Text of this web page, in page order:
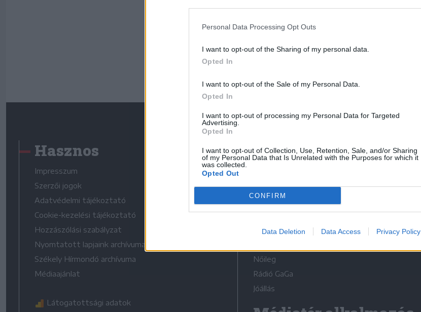
Personal Data Processing Opt Outs
I want to opt-out of the Sharing of my personal data.
Opted In
I want to opt-out of the Sale of my Personal Data.
Opted In
I want to opt-out of processing my Personal Data for Targeted
Advertising.
Opted In
I want to opt-out of Collection, Use, Retention, Sale, and/or Sharing
of my Personal Data that Is Unrelated with the Purposes for which it
was collected.
Opted Out
CONFIRM
Data Deletion Data Access Privacy Policy
Hasznos
Impresszum
Szerzői jogok
Adatvédelmi tájékoztató
Cookie-kezelési tájékoztató
Hozzászólási szabályzat
Nyomtatott lapjaink archívuma
Székely Hírmondó archívuma
Médiaajánlat
Látogatottsági adatok
Médiatér
Liget
Krónika
Bihari Napló
Erdélyi Napló
Nőileg
Rádió GaGa
Jóállás